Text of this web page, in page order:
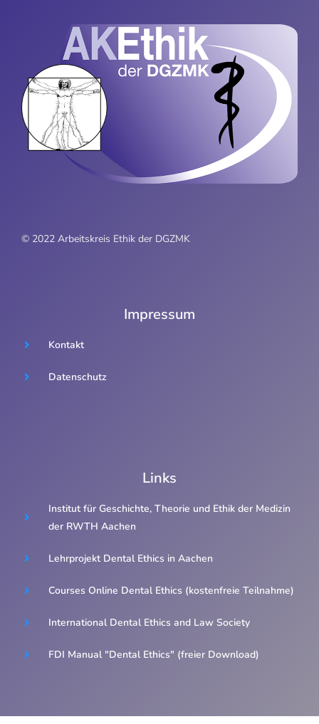
© 2022 Arbeitskreis Ethik der DGZMK
Impressum
Kontakt
Datenschutz
Links
Institut für Geschichte, Theorie und Ethik der Medizin
der RWTH Aachen
Lehrprojekt Dental Ethics in Aachen
Courses Online Dental Ethics (kostenfreie Teilnahme)
International Dental Ethics and Law Society
FDI Manual "Dental Ethics" (freier Download)